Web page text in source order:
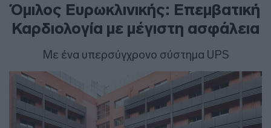
Όμιλος Ευρωκλινικής: Επεμβατική
Καρδιολογία με μέγιστη ασφάλεια
Με ένα υπερσύγχρονο σύστημα UPS